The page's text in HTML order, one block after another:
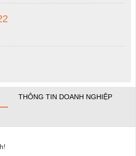
THÔNG TIN DOANH NGHIỆP